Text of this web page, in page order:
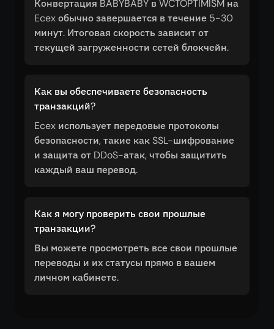
Конвертация BABYBABY в WCTOPTIMISM на
Ecex обычно завершается в течение 5-30
минут. Итоговая скорость зависит от
текущей загруженности сетей блокчейн.
Как вы обеспечиваете безопасность
транзакций?
Ecex использует передовые протоколы
безопасности, такие как SSL-шифрование
и защита от DDoS-атак, чтобы защитить
каждый ваш перевод.
Как я могу проверить свои прошлые
транзакции?
Вы можете просмотреть все свои прошлые
переводы и их статусы прямо в вашем
личном кабинете.